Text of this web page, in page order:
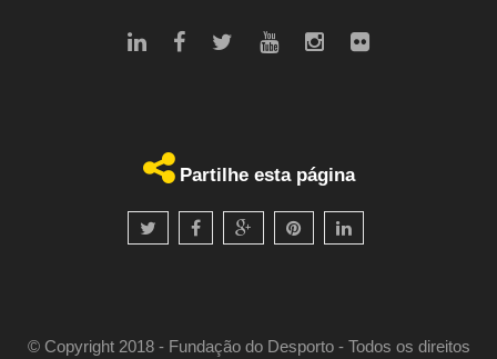
Partilhe esta página
© Copyright 2018 - Fundação do Desporto - Todos os direitos